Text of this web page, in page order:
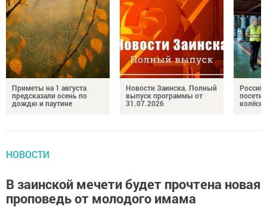
Приметы на 1 августа
предсказали осень по
дождю и паутине
Новости Заинска. Полный
выпуск программы от
31.07.2026
НОВОСТИ
В заинской мечети будет прочтена новая
проповедь от молодого имама